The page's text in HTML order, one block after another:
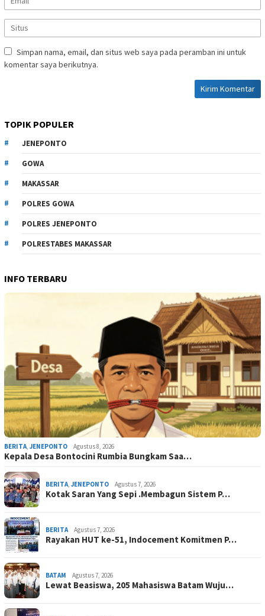
Simpan nama, email, dan situs web saya pada peramban ini untuk
komentar saya berikutnya.
TOPIK POPULER
JENEPONTO
GOWA
MAKASSAR
POLRES GOWA
POLRES JENEPONTO
POLRESTABES MAKASSAR
INFO TERBARU
BERITA, JENEPONTO Agustus 8, 2026
Kepala Desa Bontocini Rumbia Bungkam Saa…
BERITA, JENEPONTO Agustus 7, 2026
Kotak Saran Yang Sepi .Membagun Sistem P…
BERITA Agustus 7, 2026
Rayakan HUT ke-51, Indocement Komitmen P…
BATAM Agustus 7, 2026
Lewat Beasiswa, 205 Mahasiswa Batam Wuju…